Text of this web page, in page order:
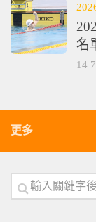
名
14
更多